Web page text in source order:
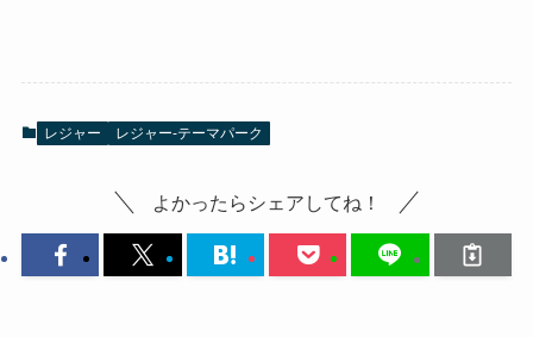
レジャー レジャー-テーマパーク
よかったらシェアしてね！